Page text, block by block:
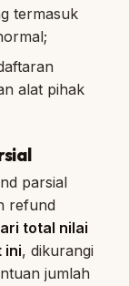
termasuk
alat pihak
parsial
refund
total nilai
ini, dikurangi
jumlah